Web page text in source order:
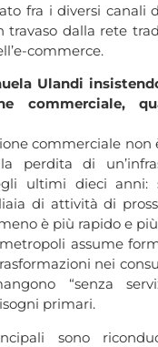
fra i diversi canali
travaso dalla rete
commerce.
Ulandi
commerciale,
commerciale non
perdita di
ultimi dieci anni:
di attività di
è più rapido e
assume
nei
“senza
primari.
sono